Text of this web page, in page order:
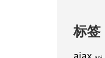
标签